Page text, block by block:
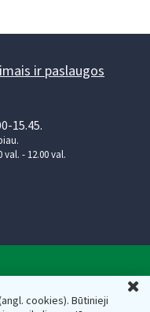
cookies). Būtinieji
ir paslaugos
15.45.
- 12.00 val.